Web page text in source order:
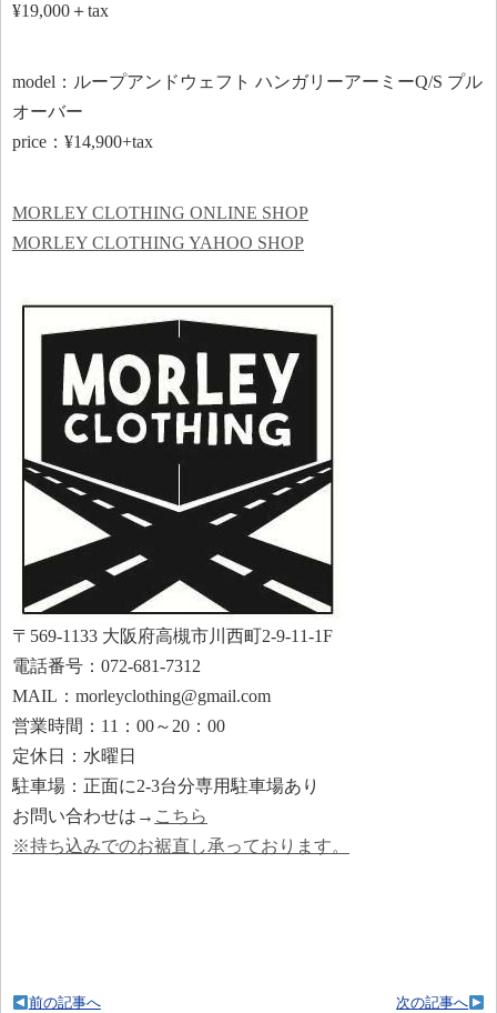
¥19,000＋tax
model：ループアンドウェフト ハンガリーアーミーQ/S プル
オーバー
price：¥14,900+tax
MORLEY CLOTHING ONLINE SHOP
MORLEY CLOTHING YAHOO SHOP
〒569-1133 大阪府高槻市川西町2-9-11-1F
電話番号：072-681-7312
MAIL：morleyclothing@gmail.com
営業時間：11：00～20：00
定休日：水曜日
駐車場：正面に2-3台分専用駐車場あり
お問い合わせは→ こちら
※持ち込みでのお裾直し承っております。
次の記事へ
前の記事へ